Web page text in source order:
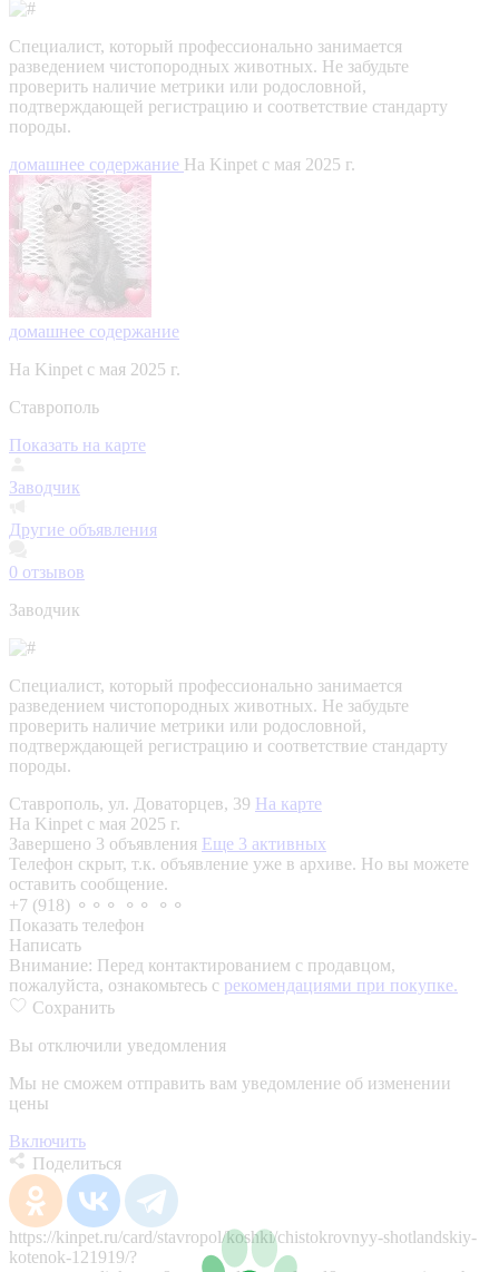
Специалист, который профессионально занимается
разведением чистопородных животных. Не забудьте
проверить наличие метрики или родословной,
подтверждающей регистрацию и соответствие стандарту
породы.
домашнее содержание На Kinpet c мая 2025 г.
домашнее содержание
На Kinpet c мая 2025 г.
Ставрополь
Показать на карте
Заводчик
Другие объявления
0 отзывов
Заводчик
Специалист, который профессионально занимается
разведением чистопородных животных. Не забудьте
проверить наличие метрики или родословной,
подтверждающей регистрацию и соответствие стандарту
породы.
Ставрополь, ул. Доваторцев, 39 На карте
На Kinpet c мая 2025 г.
Завершено 3 объявления Еще 3 активных
Телефон скрыт, т.к. объявление уже в архиве. Но вы можете
оставить сообщение.
+7 (918) ⚬⚬⚬ ⚬⚬ ⚬⚬
Показать телефон
Написать
Внимание: Перед контактированием с продавцом,
пожалуйста, ознакомьтесь с рекомендациями при покупке.
Сохранить
Вы отключили уведомления
Мы не сможем отправить вам уведомление об изменении
цены
Включить
Поделиться
https://kinpet.ru/card/stavropol/koshki/chistokrovnyy-shotlandskiy-
kotenok-121919/?